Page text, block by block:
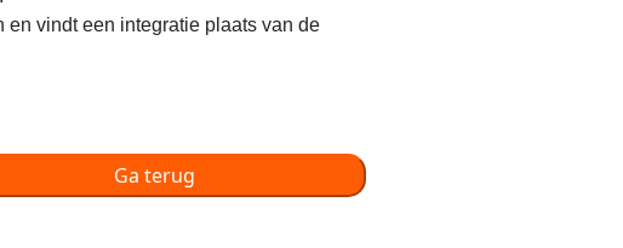
vindt een integratie plaats van de
Ga terug